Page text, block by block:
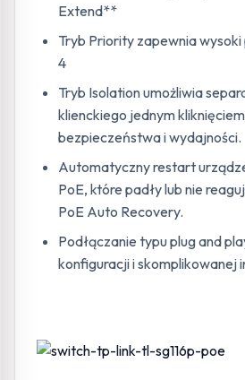
Extend**
Tryb Priority zapewnia
4
Tryb Isolation umożliwia
klienckiego jednym
bezpieczeństwa i wydajności.
Automatyczny restart
PoE, które padły lub nie
PoE Auto Recovery.
Podłączanie typu plug and
konfiguracji i skomplikowanej